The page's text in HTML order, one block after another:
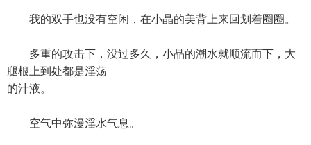
我的双手也没有空闲，在小晶的美背上来回划着圈圈。
多重的攻击下，没过多久，小晶的潮水就顺流而下，大
腿根上到处都是淫荡
的汁液。
空气中弥漫淫水气息。